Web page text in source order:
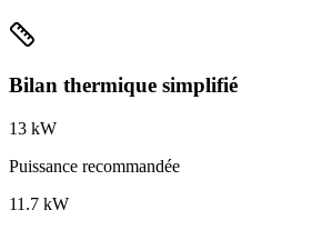
Bilan thermique simplifié
13 kW
Puissance recommandée
11.7 kW